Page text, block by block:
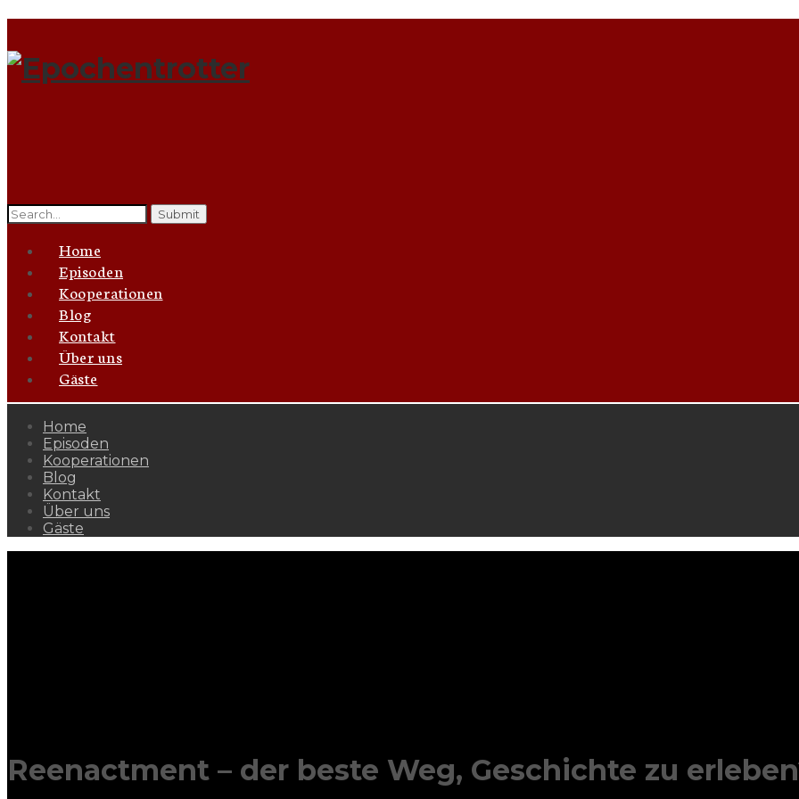
Search
for:
Home
Episoden
Kooperationen
Blog
Kontakt
Über uns
Gäste
Home
Episoden
Kooperationen
Blog
Kontakt
Über uns
Gäste
Reenactment – der beste Weg, Geschichte zu